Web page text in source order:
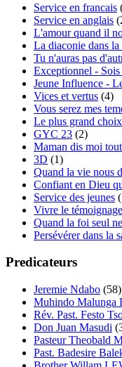
Service en francais
Service en anglais
L'amour quand il
La diaconie dans
Tu n'auras pas
Exceptionnel -
Jeune Influence -
Vices et vertus (4)
Vous serez mes
Le plus grand
GYC 23 (2)
Maman dis moi tout
3D (1)
Quand la vie nous
Confiant en Dieu
Service des jeunes
Vivre le
Quand la foi seul
Persévérer dans la
Predicateurs
Jeremie Ndabo (58)
Muhindo Malunga
Rév. Past. Festo
Don Juan Masudi
Pasteur Theobald
Past. Badesire